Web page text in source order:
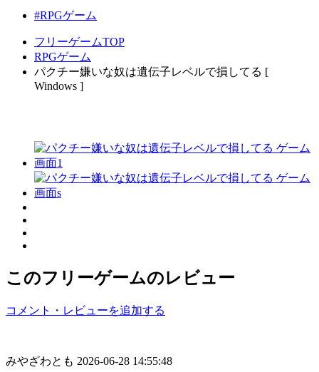
#RPGゲーム
フリーゲームTOP
RPGゲーム
パクチー嫌いな奴は遺伝子レベルで損してる [
Windows ]
このフリーゲームのレビュー
コメント・レビューを追加する
みやざわとも 2026-06-28 14:55:48